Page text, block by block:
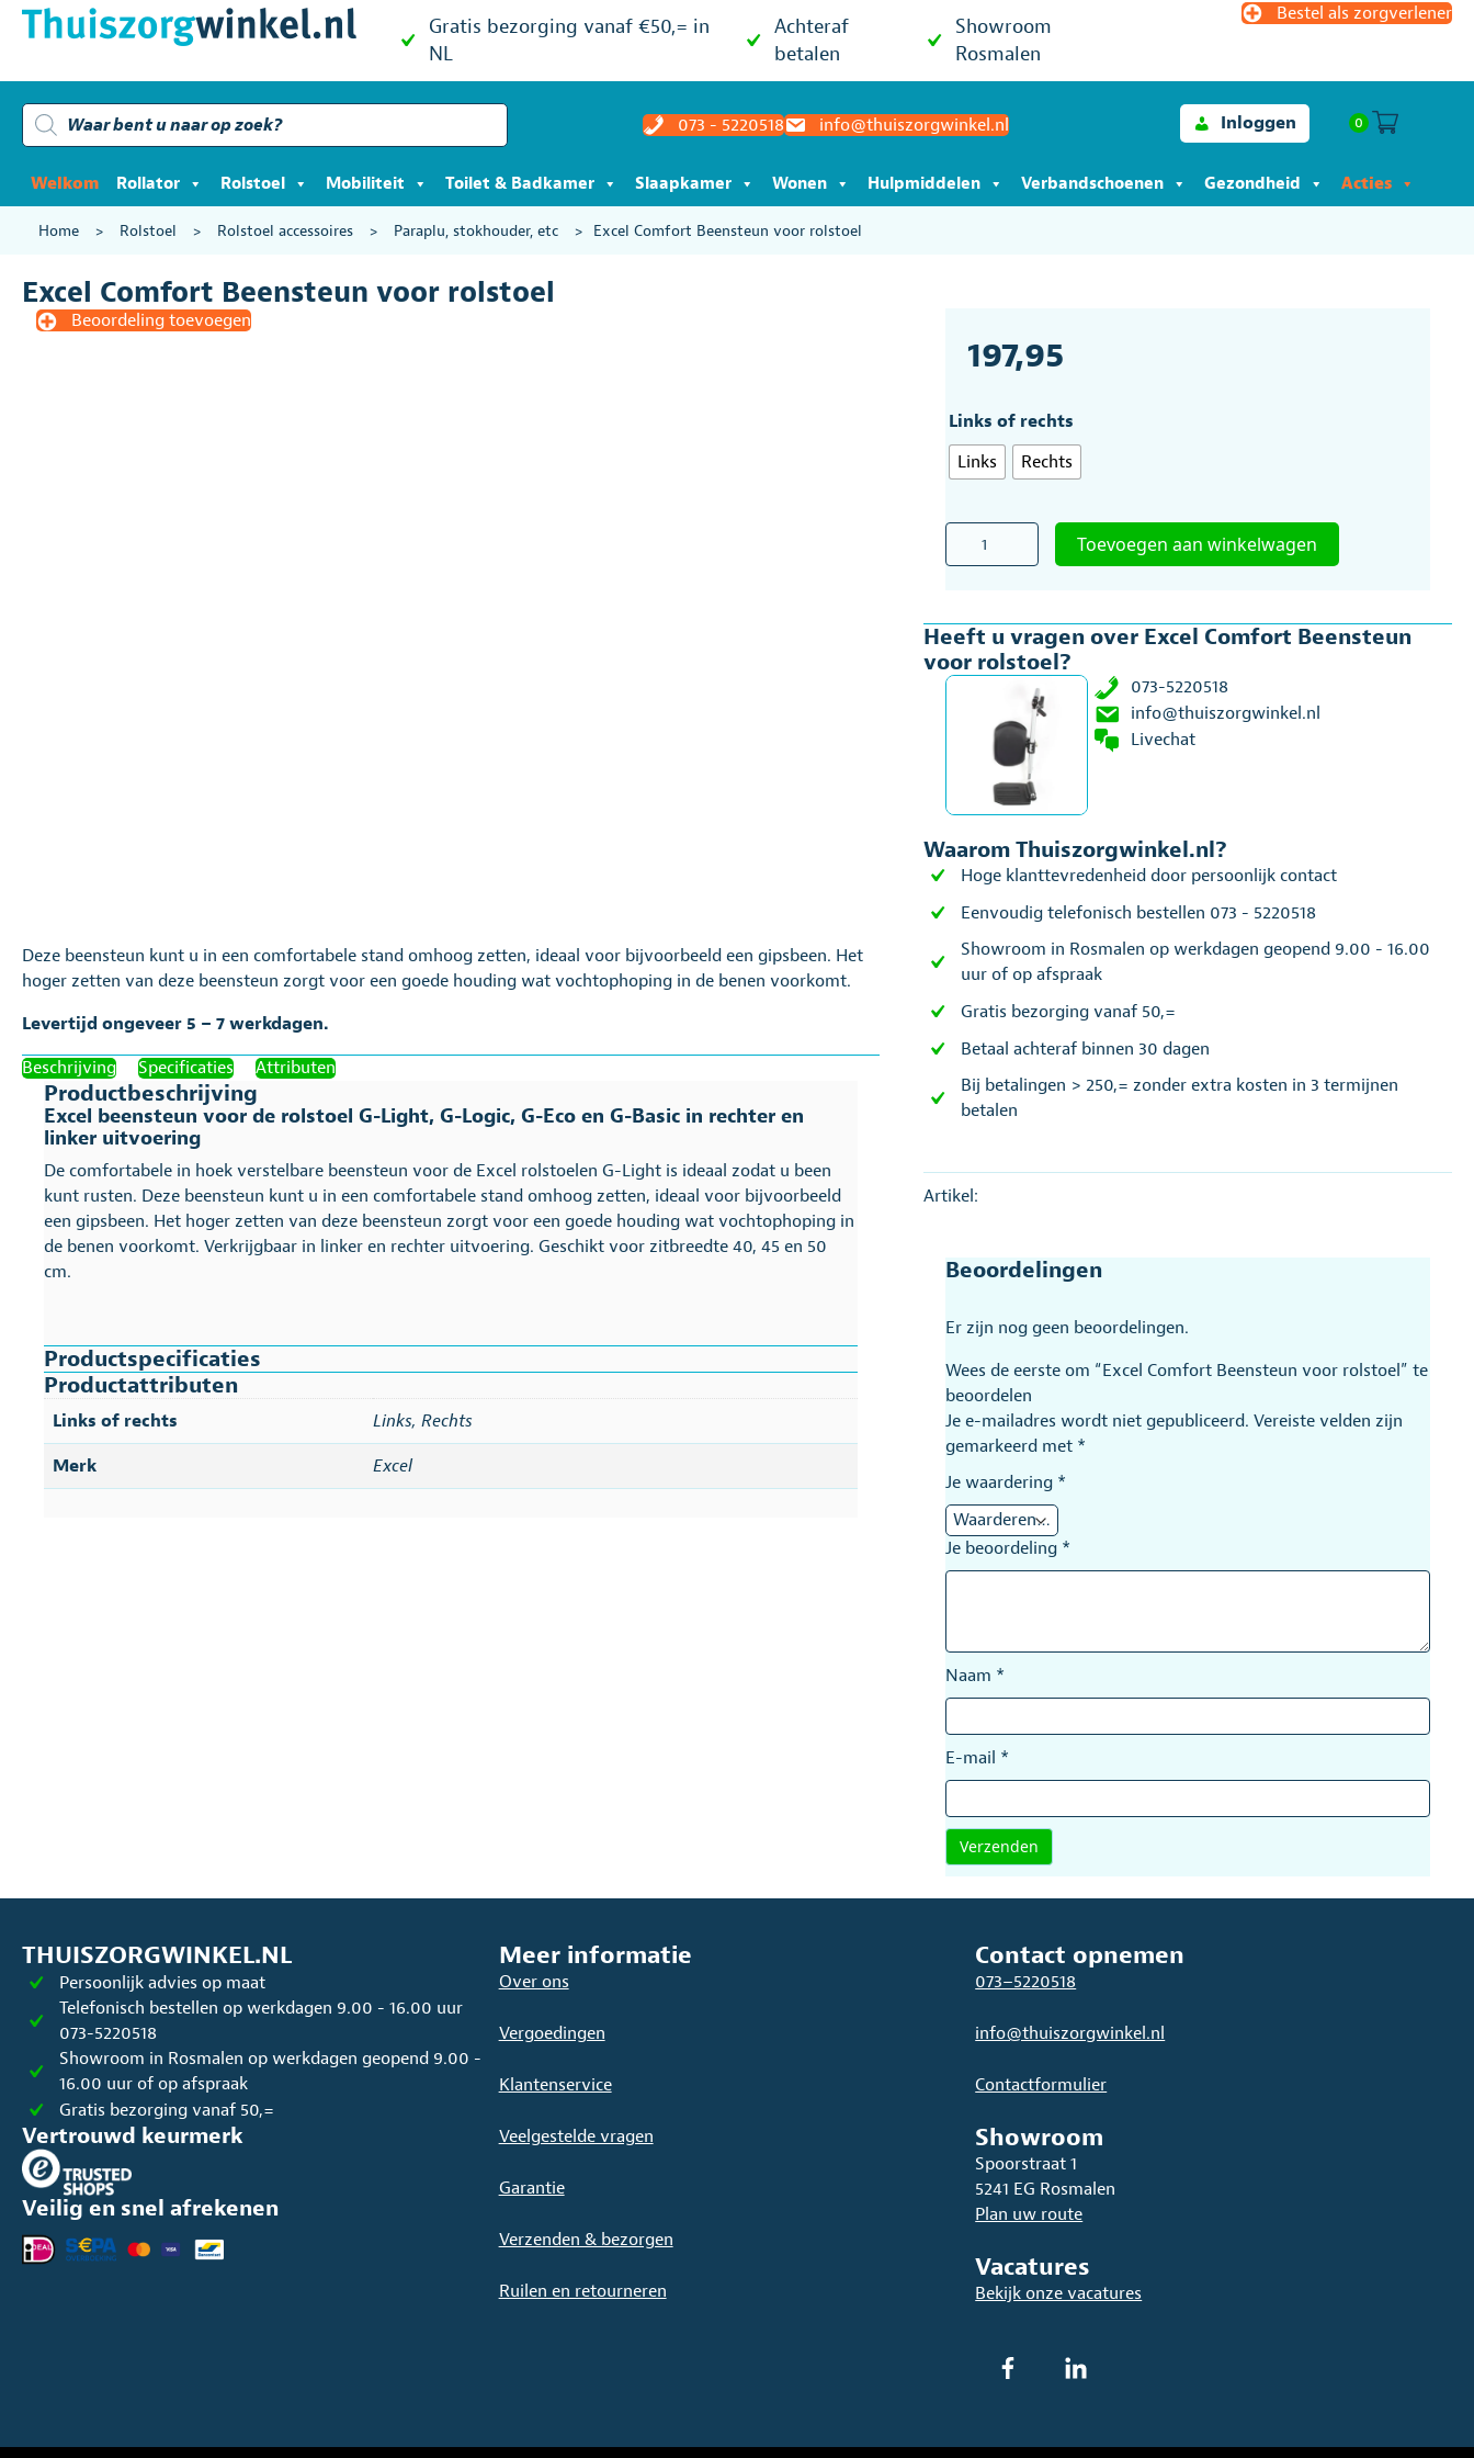
Gratis bezorging vanaf €50,= in
NL
Achteraf
betalen
Showroom
Rosmalen
Bestel als zorgverlener
Producten
zoeken
073 - 5220518 info@thuiszorgwinkel.nl Inloggen 0
Welkom Rollator Rolstoel Mobiliteit Toilet & Badkamer Slaapkamer Wonen Hulpmiddelen Verbandschoenen Gezondheid Acties
Home > Rolstoel > Rolstoel accessoires > Paraplu, stokhouder, etc > Excel Comfort Beensteun voor rolstoel
Excel Comfort Beensteun voor rolstoel
Beoordeling toevoegen
Deze beensteun kunt u in een comfortabele stand omhoog zetten, ideaal voor bijvoorbeeld een gipsbeen. Het
hoger zetten van deze beensteun zorgt voor een goede houding wat vochtophoping in de benen voorkomt.
Levertijd ongeveer 5 – 7 werkdagen.
Beschrijving
Specificaties Attributen
Productbeschrijving
Excel beensteun voor de rolstoel G-Light, G-Logic, G-Eco en G-Basic in rechter en
linker uitvoering
De comfortabele in hoek verstelbare beensteun voor de Excel rolstoelen G-Light is ideaal zodat u been
kunt rusten. Deze beensteun kunt u in een comfortabele stand omhoog zetten, ideaal voor bijvoorbeeld
een gipsbeen. Het hoger zetten van deze beensteun zorgt voor een goede houding wat vochtophoping in
de benen voorkomt. Verkrijgbaar in linker en rechter uitvoering. Geschikt voor zitbreedte 40, 45 en 50
cm.
Productspecificaties
Productattributen
Links of rechts Links, Rechts
Merk Excel
197,95
Links of rechts
Links
Rechts
Excel
Comfort
rolstoel
aantal
Toevoegen aan winkelwagen
Heeft u vragen over Excel Comfort Beensteun
voor rolstoel?
073-5220518
info@thuiszorgwinkel.nl
Livechat
Waarom Thuiszorgwinkel.nl?
Hoge klanttevredenheid door persoonlijk contact
Eenvoudig telefonisch bestellen 073 - 5220518
Showroom in Rosmalen op werkdagen geopend 9.00 - 16.00
uur of op afspraak
Gratis bezorging vanaf 50,=
Betaal achteraf binnen 30 dagen
Bij betalingen > 250,= zonder extra kosten in 3 termijnen
betalen
Artikel:
Beoordelingen
Er zijn nog geen beoordelingen.
Wees de eerste om “Excel Comfort Beensteun voor rolstoel” te
beoordelen
Je e-mailadres wordt niet gepubliceerd. Vereiste velden zijn
gemarkeerd met *
Je waardering *
Je beoordeling *
Naam *
E-mail *
THUISZORGWINKEL.NL
Persoonlijk advies op maat
Telefonisch bestellen op werkdagen 9.00 - 16.00 uur
073-5220518
Showroom in Rosmalen op werkdagen geopend 9.00 -
16.00 uur of op afspraak
Gratis bezorging vanaf 50,=
Vertrouwd keurmerk
Veilig en snel afrekenen
Meer informatie
Over ons
Vergoedingen
Klantenservice
Veelgestelde vragen
Garantie
Verzenden & bezorgen
Ruilen en retourneren
Contact opnemen
073–5220518
info@thuiszorgwinkel.nl
Contactformulier
Showroom
Spoorstraat 1
5241 EG Rosmalen
Plan uw route
Vacatures
Bekijk onze vacatures